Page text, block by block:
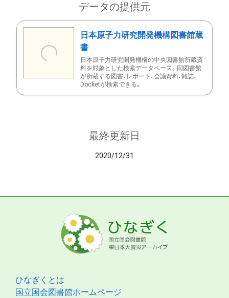
データの提供元
日本原子力研究開発機構図書館蔵
書
日本原子力研究開発機構の中央図書館所蔵資
料を対象とした検索データベース。同図書館
が所蔵する図書、レポート、会議資料、雑誌、
Docketが検索できる。
最終更新日
2020/12/31
ひなぎくとは
国立国会図書館ホームページ